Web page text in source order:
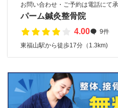
お問い合わせ・ご予約は電話にて承
パーム鍼灸整骨院
4.00
9件
東福山駅から徒歩17分（1.3km)